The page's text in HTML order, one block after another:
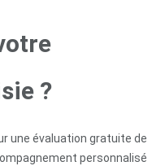
?
une évaluation gratuite de
personnalisé